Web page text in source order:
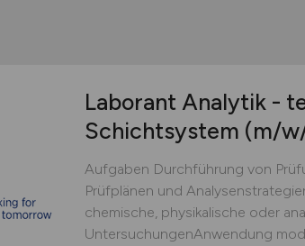
Laborant Analytik -
Schichtsystem (m/
Aufgaben Durchführung von
Prüfplänen und
chemische, physikalische oder
UntersuchungenAnwendung